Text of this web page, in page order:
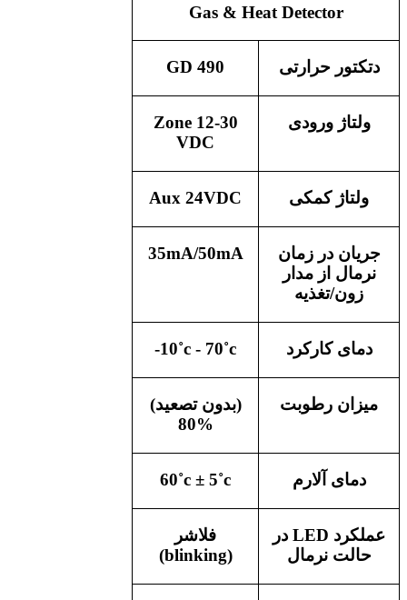
Gas & Heat Detector
دتکتور حرارتی GD 490
ولتاژ ورودی
Zone 12-30
VDC
ولتاژ کمکی Aux 24VDC
جریان در زمان
نرمال از مدار
زون/تغذیه
35mA/50mA
دمای کارکرد -10˚c - 70˚c
میزان رطوبت
(بدون تصعید)
80%
دمای آلارم 60˚c ± 5˚c
عملکرد LED در
حالت نرمال
فلاشر
(blinking)